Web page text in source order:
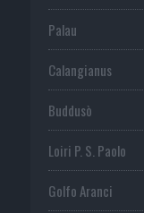
Palau
Calangianus
Buddusò
Loiri P. S. Paolo
Golfo Aranci